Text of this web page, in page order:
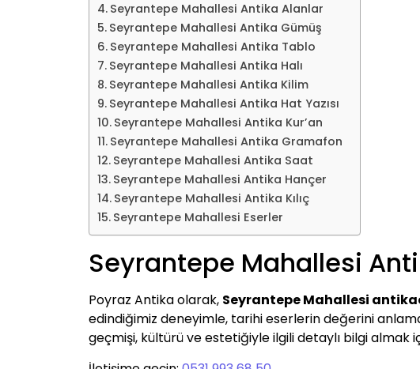
Seyrantepe Mahallesi Antika Alanlar
Seyrantepe Mahallesi Antika Gümüş
Seyrantepe Mahallesi Antika Tablo
Seyrantepe Mahallesi Antika Halı
Seyrantepe Mahallesi Antika Kilim
Seyrantepe Mahallesi Antika Hat Yazısı
Seyrantepe Mahallesi Antika Kur’an
Seyrantepe Mahallesi Antika Gramafon
Seyrantepe Mahallesi Antika Saat
Seyrantepe Mahallesi Antika Hançer
Seyrantepe Mahallesi Antika Kılıç
Seyrantepe Mahallesi Eserler
Seyrantepe Mahallesi
Poyraz Antika olarak, Seyrantepe Mahallesi
edindiğimiz deneyimle, tarihi eserlerin değerini
geçmişi, kültürü ve estetiğiyle ilgili detaylı bilgi almak